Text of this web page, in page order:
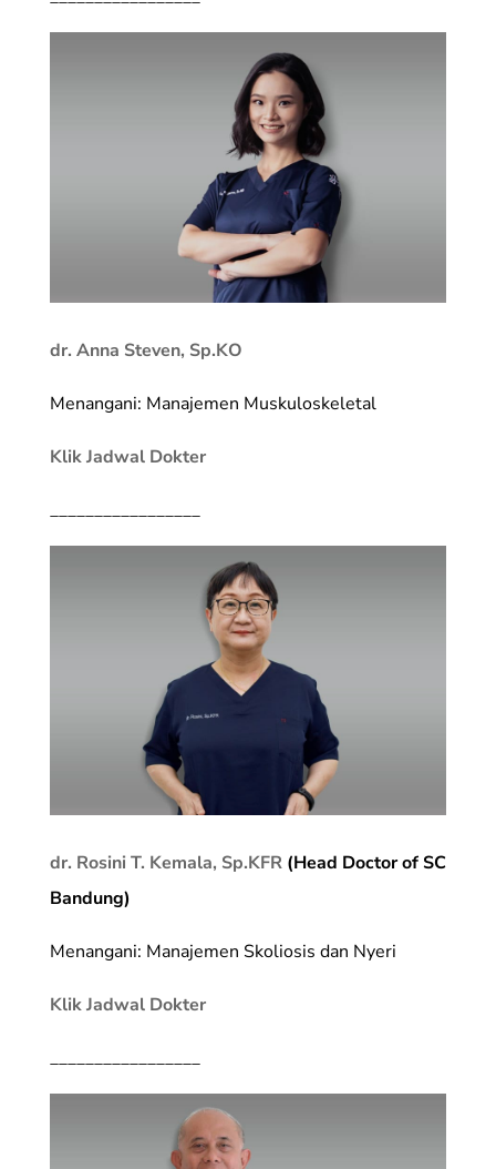
dr. Anna Steven, Sp.KO
Menangani: Manajemen Muskuloskeletal
Klik Jadwal Dokter
_________________
dr. Rosini T. Kemala, Sp.KFR(Head Doctor of SC
Bandung)
Menangani: Manajemen Skoliosis dan Nyeri
Klik Jadwal Dokter
_________________